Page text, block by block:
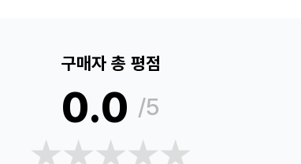
구매자 총 평점
0.0 /5
★★★★★
★★★★★